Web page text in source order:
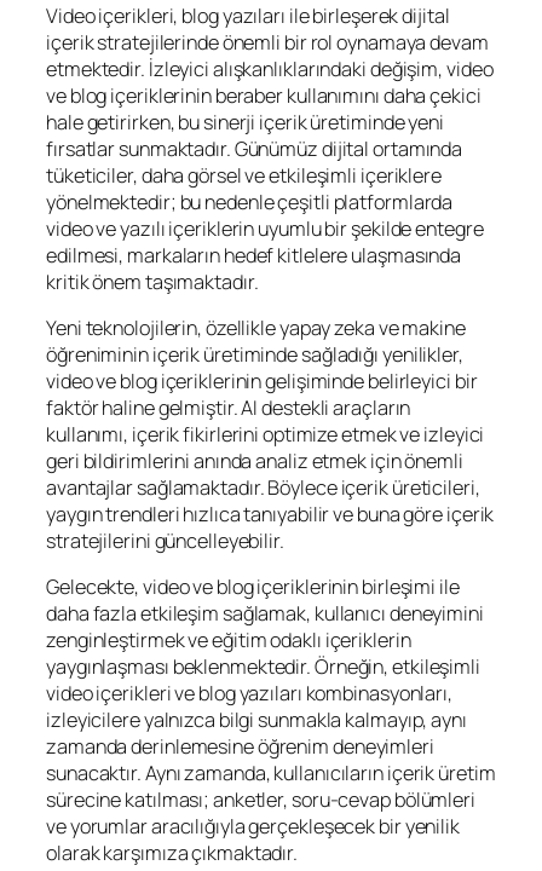
Video içerikleri, blog yazıları ile birleşerek dijital
içerik stratejilerinde önemli bir rol oynamaya devam
etmektedir. İzleyici alışkanlıklarındaki değişim, video
ve blog içeriklerinin beraber kullanımını daha çekici
hale getirirken, bu sinerji içerik üretiminde yeni
fırsatlar sunmaktadır. Günümüz dijital ortamında
tüketiciler, daha görsel ve etkileşimli içeriklere
yönelmektedir; bu nedenle çeşitli platformlarda
video ve yazılı içeriklerin uyumlu bir şekilde entegre
edilmesi, markaların hedef kitlelere ulaşmasında
kritik önem taşımaktadır.
Yeni teknolojilerin, özellikle yapay zeka ve makine
öğreniminin içerik üretiminde sağladığı yenilikler,
video ve blog içeriklerinin gelişiminde belirleyici bir
faktör haline gelmiştir. AI destekli araçların
kullanımı, içerik fikirlerini optimize etmek ve izleyici
geri bildirimlerini anında analiz etmek için önemli
avantajlar sağlamaktadır. Böylece içerik üreticileri,
yaygın trendleri hızlıca tanıyabilir ve buna göre içerik
stratejilerini güncelleyebilir.
Gelecekte, video ve blog içeriklerinin birleşimi ile
daha fazla etkileşim sağlamak, kullanıcı deneyimini
zenginleştirmek ve eğitim odaklı içeriklerin
yaygınlaşması beklenmektedir. Örneğin, etkileşimli
video içerikleri ve blog yazıları kombinasyonları,
izleyicilere yalnızca bilgi sunmakla kalmayıp, aynı
zamanda derinlemesine öğrenim deneyimleri
sunacaktır. Aynı zamanda, kullanıcıların içerik üretim
sürecine katılması; anketler, soru-cevap bölümleri
ve yorumlar aracılığıyla gerçekleşecek bir yenilik
olarak karşımıza çıkmaktadır.